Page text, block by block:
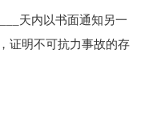
天内以书面通知另一
证明不可抗力事故的存